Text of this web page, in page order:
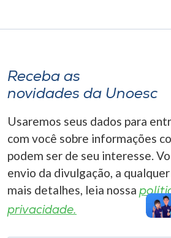
Store
Selecione
o idioma
Receba as
novidades da Unoesc
Usaremos seus dados para
com você sobre informações
podem ser de seu interesse.
envio da divulgação, a
mais detalhes, leia nossa
privacidade.